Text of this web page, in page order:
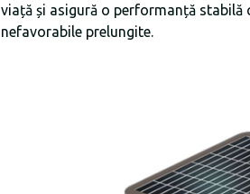
viață și asigură o performanță
nefavorabile prelungite.